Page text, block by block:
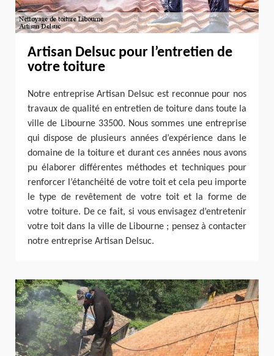
Artisan Delsuc pour l’entretien de
votre toiture
Notre entreprise Artisan Delsuc est reconnue pour nos
travaux de qualité en entretien de toiture dans toute la
ville de Libourne 33500. Nous sommes une entreprise
qui dispose de plusieurs années d’expérience dans le
domaine de la toiture et durant ces années nous avons
pu élaborer différentes méthodes et techniques pour
renforcer l’étanchéité de votre toit et cela peu importe
le type de revêtement de votre toit et la forme de
votre toiture. De ce fait, si vous envisagez d’entretenir
votre toit dans la ville de Libourne ; pensez à contacter
notre entreprise Artisan Delsuc.